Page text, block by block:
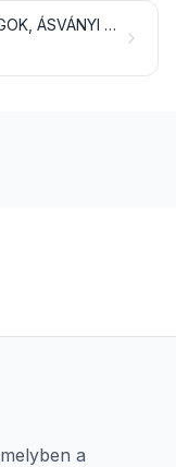
ÁSVÁNYI TÜZELŐANYAGOK, ÁSVÁNYI OLAJOK ÉS EZEK DESZTILLÁCIÓS TERMÉKEI; BITUMENES ANYAGOK; ÁSVÁNYI VIASZOK
a